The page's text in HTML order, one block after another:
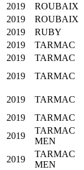
2019
ROUBAIX
2019
ROUBAIX
2019
RUBY
2019
TARMAC
2019
TARMAC
2019
TARMAC
2019
TARMAC
2019
TARMAC
2019
TARMAC
MEN
2019
TARMAC
MEN